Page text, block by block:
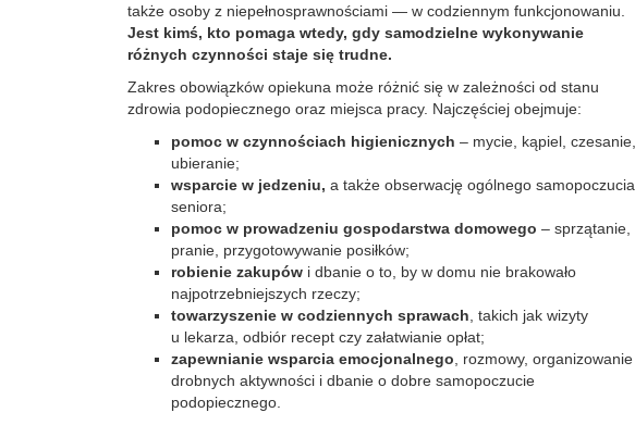
także osoby z niepełnosprawnościami — w codziennym funkcjonowaniu.
Jest kimś, kto pomaga wtedy, gdy samodzielne wykonywanie
różnych czynności staje się trudne.
Zakres obowiązków opiekuna może różnić się w zależności od stanu
zdrowia podopiecznego oraz miejsca pracy. Najczęściej obejmuje:
pomoc w czynnościach higienicznych – mycie, kąpiel, czesanie,
ubieranie;
wsparcie w jedzeniu, a także obserwację ogólnego samopoczucia
seniora;
pomoc w prowadzeniu gospodarstwa domowego – sprzątanie,
pranie, przygotowywanie posiłków;
robienie zakupów i dbanie o to, by w domu nie brakowało
najpotrzebniejszych rzeczy;
towarzyszenie w codziennych sprawach , takich jak wizyty
u lekarza, odbiór recept czy załatwianie opłat;
zapewnianie wsparcia emocjonalnego , rozmowy, organizowanie
drobnych aktywności i dbanie o dobre samopoczucie
podopiecznego.